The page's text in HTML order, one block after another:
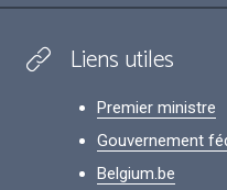
Liens utiles
Premier ministre
Gouvernement
Belgium.be